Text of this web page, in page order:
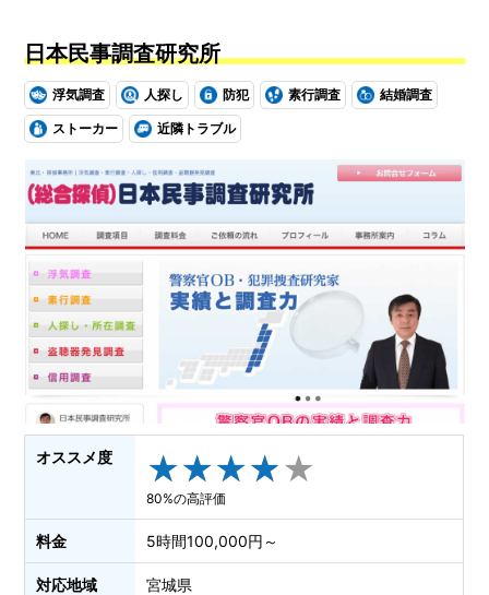
日本民事調査研究所
浮気調査 人探し 防犯 素行調査 結婚調査
ストーカー 近隣トラブル
オススメ度 ★★★★★
★★★★★
80%の高評価
料金 5時間100,000円～
対応地域 宮城県